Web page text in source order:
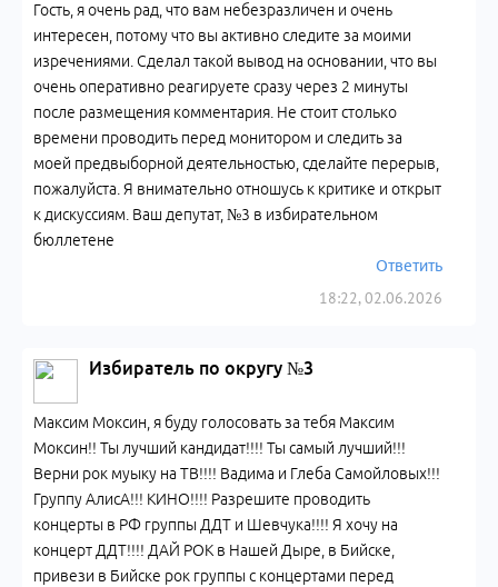
18:22, 02.06.2026
Гость, я очень рад, что вам небезразличен и очень
интересен, потому что вы активно следите за моими
изречениями. Сделал такой вывод на основании, что вы
очень оперативно реагируете сразу через 2 минуты
после размещения комментария. Не стоит столько
времени проводить перед монитором и следить за
моей предвыборной деятельностью, сделайте перерыв,
пожалуйста. Я внимательно отношусь к критике и открыт
к дискуссиям. Ваш депутат, №3 в избирательном
бюллетене
Ответить
Избиратель по округу №3
Максим Моксин, я буду голосовать за тебя Максим
Моксин!! Ты лучший кандидат!!!! Ты самый лучший!!!
Верни рок муыку на ТВ!!!! Вадима и Глеба Самойловых!!!
Группу АлисА!!! КИНО!!!! Разрешите проводить
концерты в РФ группы ДДТ и Шевчука!!!! Я хочу на
концерт ДДТ!!!! ДАЙ РОК в Нашей Дыре, в Бийске,
привези в Бийске рок группы с концертами перед